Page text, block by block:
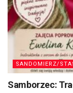
SANDOMIERZ/
Samborzec: